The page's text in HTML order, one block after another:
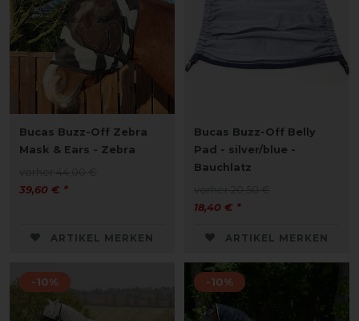
Bucas Buzz-Off Zebra
Mask & Ears - Zebra
39,60 € *
ARTIKEL MERKEN
Bucas Buzz-Off Belly
Pad - silver/blue -
Bauchlatz
18,40 € *
ARTIKEL MERKEN
-10% -10%